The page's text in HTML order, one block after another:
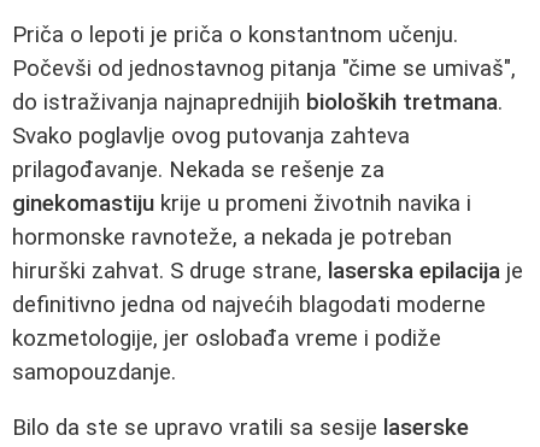
Priča o lepoti je priča o konstantnom učenju.
Počevši od jednostavnog pitanja "čime se umivaš",
do istraživanja najnaprednijih bioloških tretmana.
Svako poglavlje ovog putovanja zahteva
prilagođavanje. Nekada se rešenje za
ginekomastiju krije u promeni životnih navika i
hormonske ravnoteže, a nekada je potreban
hirurški zahvat. S druge strane, laserska epilacija je
definitivno jedna od najvećih blagodati moderne
kozmetologije, jer oslobađa vreme i podiže
samopouzdanje.
Bilo da ste se upravo vratili sa sesije laserske